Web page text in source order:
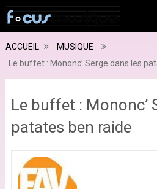
ACCUEIL
MUSIQUE
Le buffet : Mononc’ Serge dans les
Le buffet : Mononc’
patates ben raide